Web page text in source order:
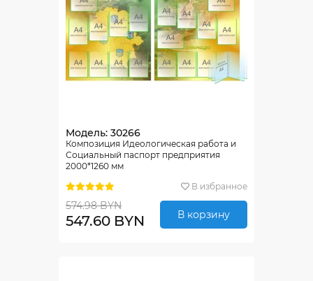
Модель: 30266
Композиция Идеологическая работа и
Социальный паспорт предприятия
2000*1260 мм
В избранное
574.98 BYN
547.60 BYN В корзину